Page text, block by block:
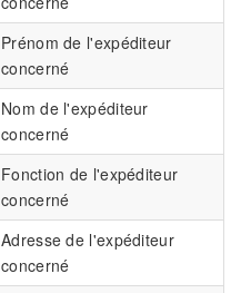
Prénom de l'expéditeur
concerné
Nom de l'expéditeur
concerné
Fonction de l'expéditeur
concerné
Adresse de l'expéditeur
concerné